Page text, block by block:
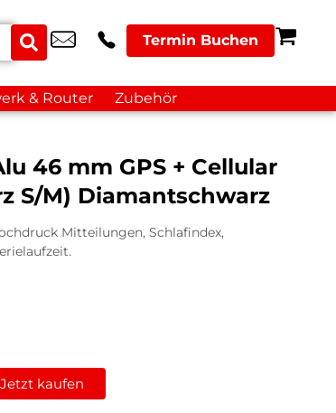
Termin Buchen
& Router Zubehör
46 mm GPS + Cellular
S/M) Diamantschwarz
Mitteilungen, Schlafindex,
Jetzt kaufen